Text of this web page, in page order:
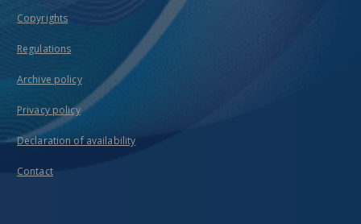
Copyrights
Regulations
Archive policy
Privacy policy
Declaration of availability
Contact